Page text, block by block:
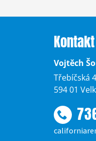
Kontakt
Vojtěch
Třebíčská
594 01